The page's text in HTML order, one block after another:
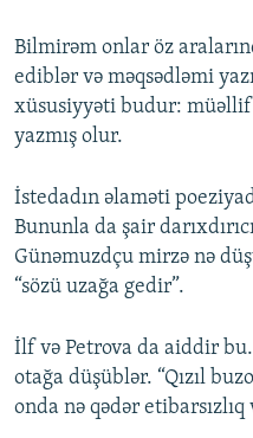
Bilmirəm onlar öz
ediblər və məqsədləmi
xüsusiyyəti budur: müəllif
yazmış olur.
İstedadın əlaməti
Bununla da şair
Günəmuzdçu mirzə nə
“sözü uzağa gedir”.
İlf və Petrova da aiddir
otağa düşüblər. “Qızıl
onda nə qədər etibarsızlıq